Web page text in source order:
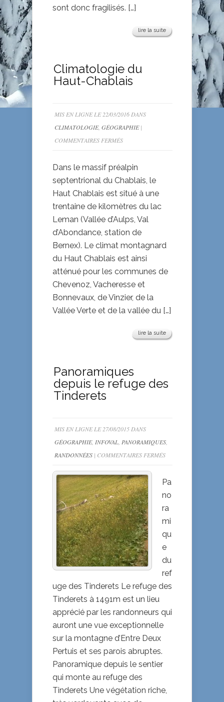
sont donc fragilisés. […]
lire la suite
Climatologie du
Haut-Chablais
MIS EN LIGNE LE 22/03/2016 DANS
CLIMATOLOGIE, GÉOGRAPHIE|
COMMENTAIRES FERMÉSSUR
DU
HAUT-
CHABLAIS
Dans le massif préalpin
septentrional du Chablais, le
Haut Chablais est situé à une
trentaine de kilomètres du lac
Leman (Vallée d’Aulps, Val
d’Abondance, station de
Bernex). Le climat montagnard
du Haut Chablais est ainsi
atténué pour les communes de
Chevenoz, Vacheresse et
Bonnevaux, de Vinzier, de la
Vallée Verte et de la vallée du […]
lire la suite
Panoramiques
depuis le refuge des
Tinderets
MIS EN LIGNE LE 27/08/2015 DANS
GÉOGRAPHIE, INFOVAL PANORAMIQUES
RANDONNÉES | COMMENTAIRES FERMÉSSUR
DEPUIS
LE
REFUGE
DES
TINDERETS
Pa
no
ra
mi
qu
e
du
ref
uge des Tinderets Le refuge des
Tinderets à 1491m est un lieu
apprécié par les randonneurs qui
auront une vue exceptionnelle
sur la montagne d’Entre Deux
Pertuis et ses parois abruptes.
Panoramique depuis le sentier
qui monte au refuge des
Tinderets Une végétation riche,